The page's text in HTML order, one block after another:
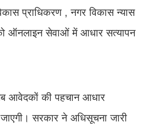
प्राधिकरण , नगर विकास न्यास
ऑनलाइन सेवाओं में आधार सत्यापन
आवेदकों की पहचान आधार
सरकार ने अधिसूचना जारी